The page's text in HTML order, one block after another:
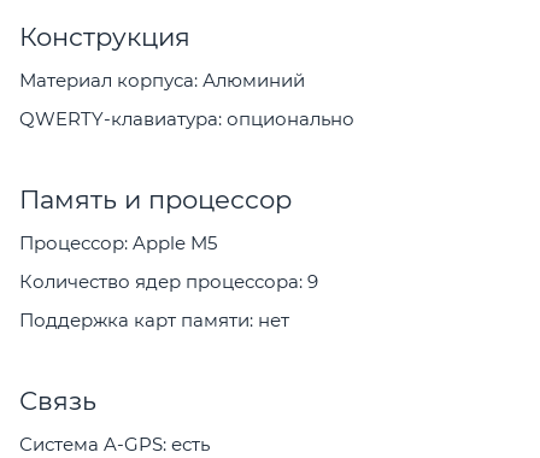
Конструкция
Материал корпуса: Алюминий
QWERTY-клавиатура: опционально
Память и процессор
Процессор: Apple M5
Количество ядер процессора: 9
Поддержка карт памяти: нет
Связь
Система A-GPS: есть